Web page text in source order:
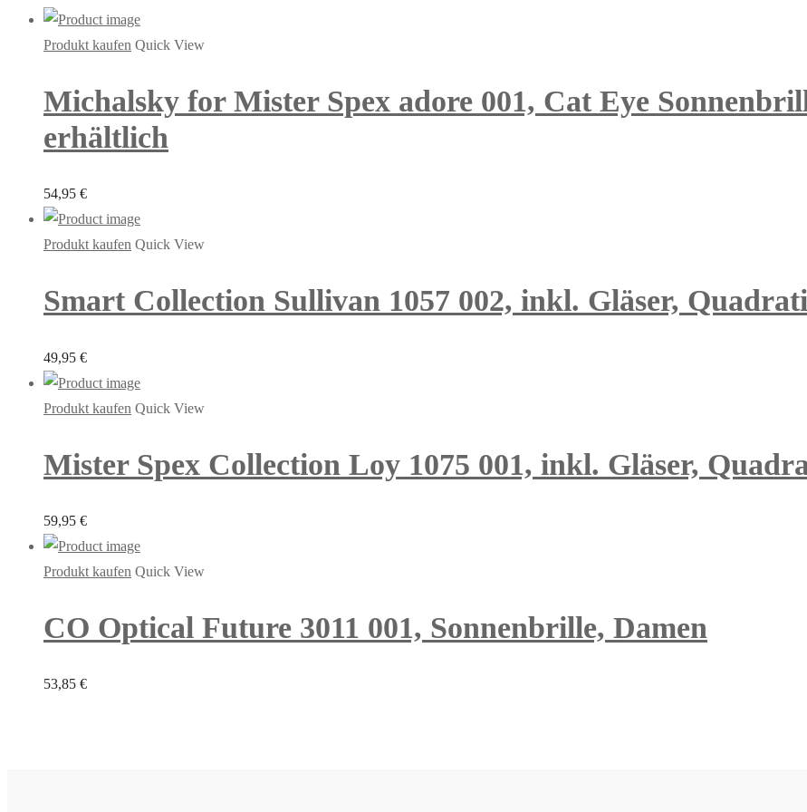
Produkt kaufen Quick View
Michalsky for Mister Spex adore 001, Cat Eye
erhältlich
54,95 €
Produkt kaufen Quick View
Smart Collection Sullivan 1057 002, inkl. Gläser,
49,95 €
Produkt kaufen Quick View
Mister Spex Collection Loy 1075 001, inkl. Gläser,
59,95 €
Produkt kaufen Quick View
CO Optical Future 3011 001, Sonnenbrille, Damen
53,85 €